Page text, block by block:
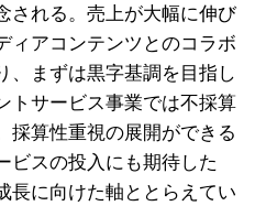
される。売上が大幅に伸び
ィアコンテンツとのコラボ
、まずは黒字基調を目指し
トサービス事業では不採算
採算性重視の展開ができる
ビスの投入にも期待した
長に向けた軸ととらえてい